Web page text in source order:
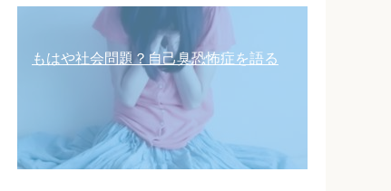
もはや社会問題？自己臭恐怖症を語る